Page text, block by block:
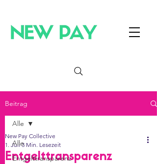
Beitrag
Alle
Entgelttransparenz
Alle
Entgelttransparenz
New Pay Collective
1. Juli 3 Min. Lesezeit